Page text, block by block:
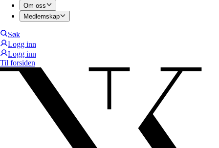
Om oss
Medlemskap
Søk
Logg inn
Logg inn
Til forsiden